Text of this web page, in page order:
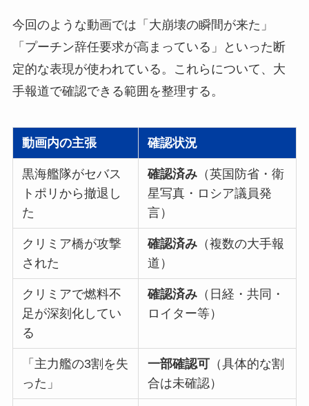
今回のような動画では「大崩壊の瞬間が来た」
「プーチン辞任要求が高まっている」といった断
定的な表現が使われている。これらについて、大
手報道で確認できる範囲を整理する。
動画内の主張 確認状況
黒海艦隊がセバス
トポリから撤退し
た
確認済み （英国防省・衛
星写真・ロシア議員発
言）
クリミア橋が攻撃
された
確認済み （複数の大手報
道）
クリミアで燃料不
足が深刻化してい
る
確認済み （日経・共同・
ロイター等）
「主力艦の3割を失
った」
一部確認可 （具体的な割
合は未確認）